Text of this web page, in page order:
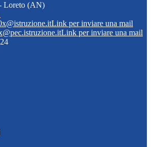
Loreto (AN)
Link per inviare una mail
Link per inviare una mail